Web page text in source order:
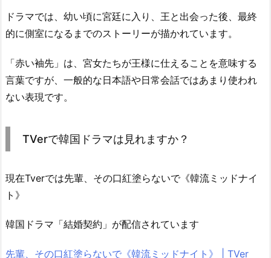
ドラマでは、幼い頃に宮廷に入り、王と出会った後、最終
的に側室になるまでのストーリーが描かれています。
「赤い袖先」は、宮女たちが王様に仕えることを意味する
言葉ですが、一般的な日本語や日常会話ではあまり使われ
ない表現です。
TVerで韓国ドラマは見れますか？
現在Tverでは先輩、その口紅塗らないで《韓流ミッドナイ
ト》
韓国ドラマ「結婚契約」が配信されています
先輩、その口紅塗らないで《韓流ミッドナイト》 | TVer